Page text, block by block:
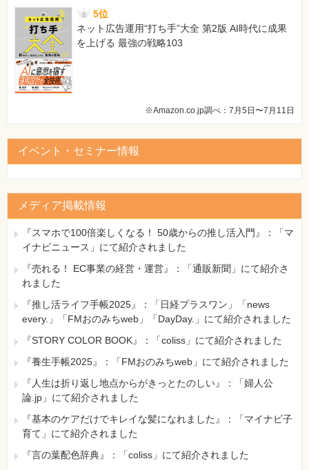
5位
ネット広告運用“打ち手”大全 第2版 AI時代に成果
を上げる 最強の戦略103
※Amazon.co.jp調べ：7月5日〜7月11日
イベント・セミナー情報
メディア掲載情報
『スマホで100倍楽しくなる！ 50歳からの推し活入門』：「マ
イナビニュース」にて紹介されました
『売れる！ EC事業の経営・運営』：「通販新聞」にて紹介さ
れました
『推し活ライフ手帳2025』：「日経プラスワン」「news
every.」「FMおのみちweb」「DayDay.」にて紹介されました
『STORY COLOR BOOK』：「coliss」にて紹介されました
『養生手帳2025』：「FMおのみちweb」にて紹介されました
『人生は折り返し地点からがきっとたのしい』：「婦人公
論.jp」にて紹介されました
『基本のケアだけでキレイな髪になれました』：「マイナビ子
育て」にて紹介されました
『言の葉配色辞典』：「coliss」にて紹介されました